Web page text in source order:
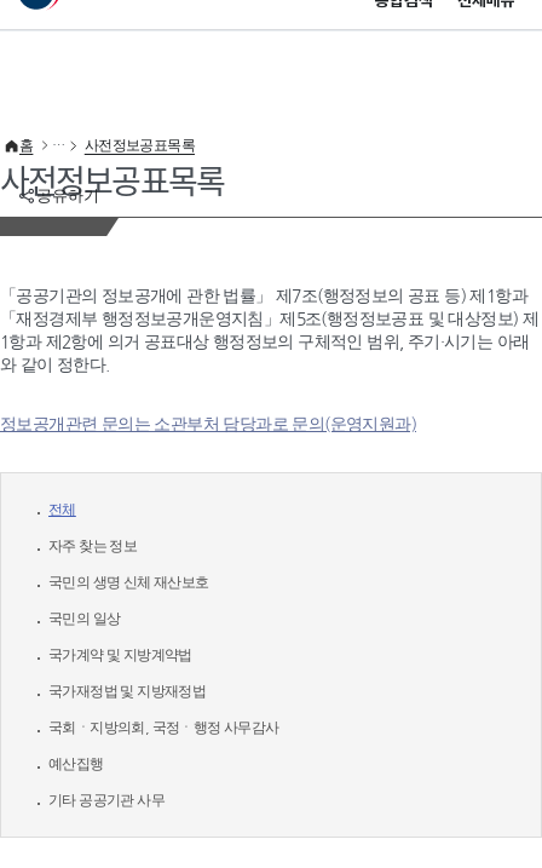
이 누리집은 대한민국 공식 전자정부 누리집입니다.
공유하기
홈 사전정보공표목록
사전정보공표목록
「공공기관의 정보공개에 관한 법률」 제7조(행정정보의 공표 등) 제1항과
「재정경제부 행정정보공개운영지침」제5조(행정정보공표 및 대상정보) 제
1항과 제2항에 의거 공표대상 행정정보의 구체적인 범위, 주기·시기는 아래
와 같이 정한다.
정보공개관련 문의는 소관부처 담당과로 문의(운영지원과)
전체
자주 찾는 정보
국민의 생명 신체 재산보호
국민의 일상
국가계약 및 지방계약법
국가재정법 및 지방재정법
국회ㆍ지방의회, 국정ㆍ행정 사무감사
예산집행
기타 공공기관 사무